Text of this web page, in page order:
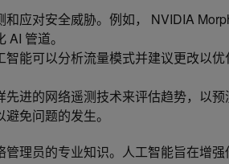
应对安全威胁。例如， NVIDIA
管道。
能可以分析流量模式并建议更改以优
先进的网络遥测技术来评估趋势，以预
免问题的发生。
理员的专业知识。人工智能旨在增强